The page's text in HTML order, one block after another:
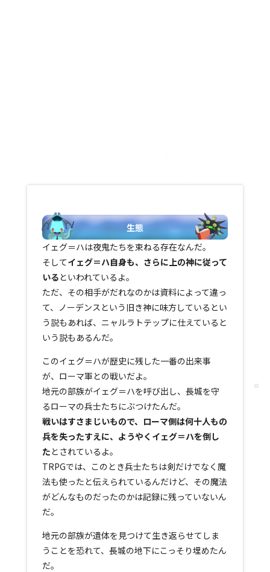
生態
イェグ＝ハは夜鬼たちを束ねる存在なんだ。
そしてイェグ＝ハ自身も、さらに上の神に従って
いるといわれているよ。
ただ、その相手がだれなのかは資料によって違っ
て、ノーデンスという旧き神に味方しているとい
う説もあれば、ニャルラトテップに仕えていると
いう説もあるんだ。
このイェグ＝ハが歴史に残した一番の出来事
が、ローマ軍との戦いだよ。
地元の部族がイェグ＝ハを呼び出し、長城を守
るローマの兵士たちにぶつけたんだ。
戦いはすさまじいもので、ローマ側は何十人もの
兵を失ったすえに、ようやくイェグ＝ハを倒し
たとされているよ。
TRPGでは、このとき兵士たちは剣だけでなく魔
法も使ったと伝えられているんだけど、その魔法
がどんなものだったのかは記録に残っていないん
だ。
地元の部族が遺体を見つけて生き返らせてしま
うことを恐れて、長城の地下にこっそり埋めたん
だ。